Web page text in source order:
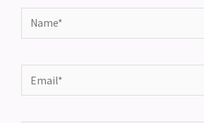
Name*
Email*